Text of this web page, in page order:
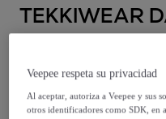
TEKKIWEAR
Manta cálida de
Pizza Vegetariana
Modelo: Manta
diseño Pizza
Veepee respeta su privacidad
Al aceptar, autoriza a Veepee y sus
otros identificadores como SDK, en